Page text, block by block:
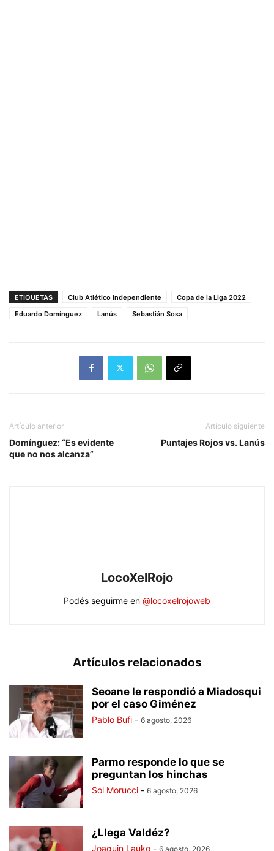
ETIQUETAS Club Atlético Independiente
Copa de la Liga 2022
Eduardo Domínguez
Lanús Sebastián Sosa
Artículo anterior
Domínguez: “Es evidente
que no nos alcanza”
Artículo siguiente
Puntajes Rojos vs. Lanús
LocoXelRojo
Podés seguirme en @locoxelrojoweb
Artículos relacionados
Seoane le respondió a Miadosqui
por el caso Giménez
Pablo Bufi - 6 agosto, 2026
Parmo responde lo que se
preguntan los hinchas
Sol Morucci - 6 agosto, 2026
¿Llega Valdéz?
Joaquin Lauko - 6 agosto, 2026